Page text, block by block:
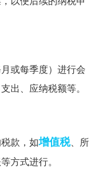
或每季度）进行会
出、应纳税额等。
款，如增值税、所
方式进行。